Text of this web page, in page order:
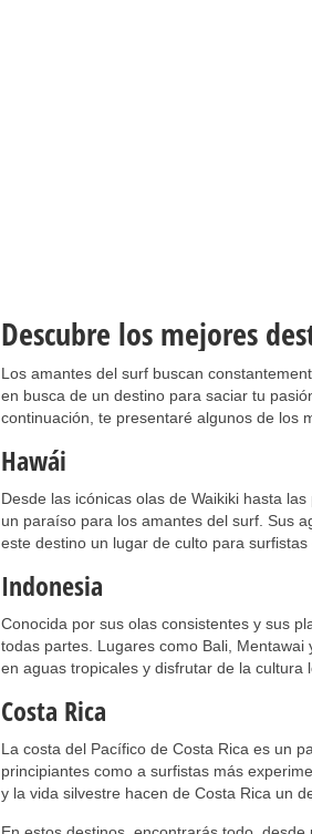
Descubre los mejores
Los amantes del surf buscan
en busca de un destino para saciar tu
continuación, te presentaré algunos de los
Hawái
Desde las icónicas olas de Waikiki hasta
un paraíso para los amantes del surf. Sus
este destino un lugar de culto para surfistas
Indonesia
Conocida por sus olas consistentes y sus
todas partes. Lugares como Bali,
en aguas tropicales y disfrutar de la cultura
Costa Rica
La costa del Pacífico de Costa Rica es un
principiantes como a surfistas más
y la vida silvestre hacen de Costa Rica un